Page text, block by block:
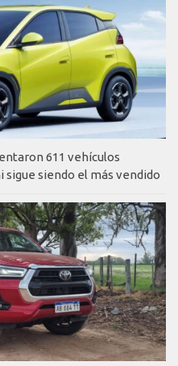
611 vehículos
sigue siendo el más vendido